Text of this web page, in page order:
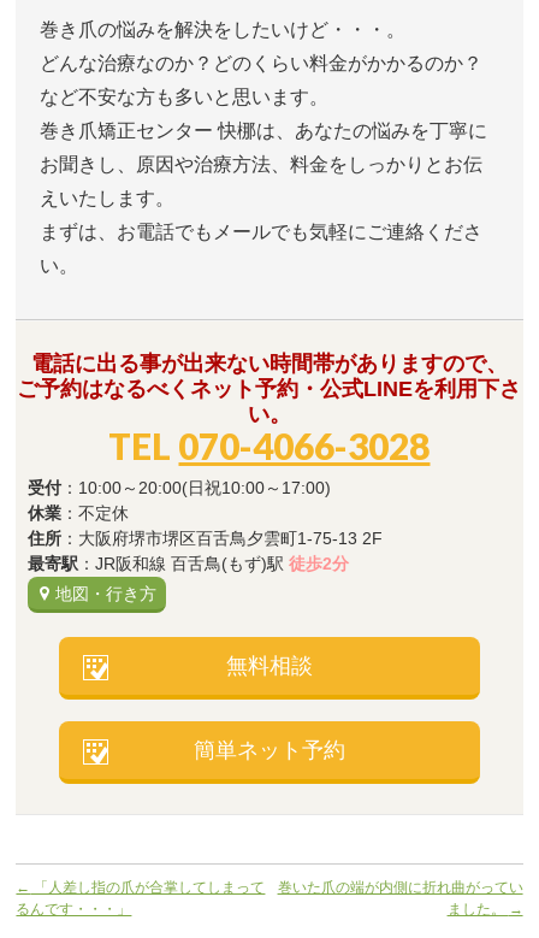
巻き爪の悩みを解決をしたいけど・・・。
どんな治療なのか？どのくらい料金がかかるのか？
など不安な方も多いと思います。
巻き爪矯正センター 快梛は、あなたの悩みを丁寧に
お聞きし、原因や治療方法、料金をしっかりとお伝
えいたします。
まずは、お電話でもメールでも気軽にご連絡くださ
い。
電話に出る事が出来ない時間帯がありますので、
ご予約はなるべくネット予約・公式LINEを利用下さ
い。
TEL 070-4066-3028
受付 ：10:00～20:00(日祝10:00～17:00)
休業 ：不定休
住所 ：大阪府堺市堺区百舌鳥夕雲町1-75-13 2F
最寄駅 ：JR阪和線 百舌鳥(もず)駅徒歩2分
地図・行き方
無料相談
簡単ネット予約
←
「人差し指の爪が合掌してしまって
るんです・・・」
巻いた爪の端が内側に折れ曲がってい
ました。
→